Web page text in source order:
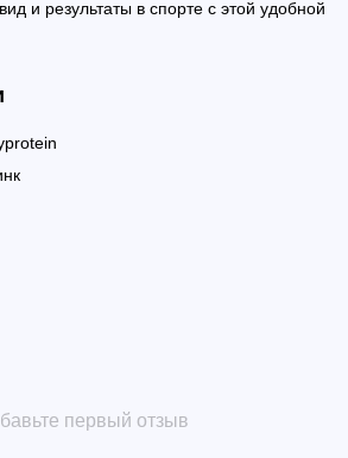
и результаты в спорте с этой удобной
первый отзыв